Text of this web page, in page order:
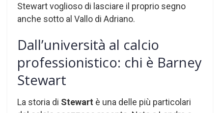
Stewart voglioso di lasciare il proprio segno
anche sotto al Vallo di Adriano.
Dall’università al calcio
professionistico: chi è Barney
Stewart
La storia di Stewart è una delle più particolari